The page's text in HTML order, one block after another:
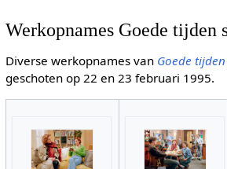
Werkopnames Goede tijden
Diverse werkopnames van Goede
geschoten op 22 en 23 februari 1995.